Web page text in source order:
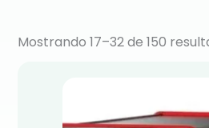
Mostrando 17–32 de 150